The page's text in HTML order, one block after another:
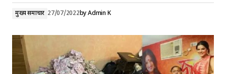
मुख्य समाचार 27/07/2022byAdmin K